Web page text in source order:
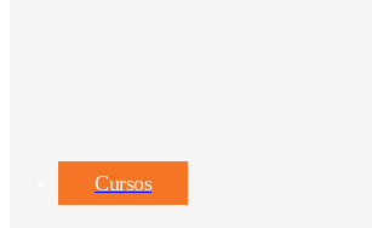
Cursos